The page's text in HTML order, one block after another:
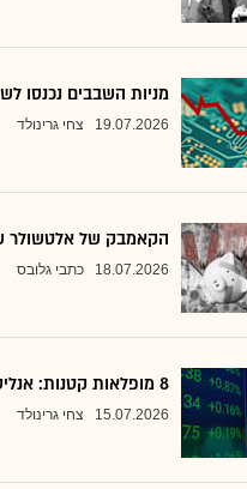
מניות השבבים נכנסו
19.07.2026 צחי גרינולד
הקאמבק של אלטשולר שחם ביוני –
18.07.2026 כתבי גלובס
8 מופלאות קטנות: אנליסטים בטוחים - כדאי לשים לב למניות הללו
15.07.2026 צחי גרינולד